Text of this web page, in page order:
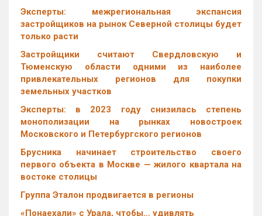
Эксперты: межрегиональная экспансия
застройщиков на рынок Северной столицы будет
только расти
Застройщики считают Свердловскую и
Тюменскую области одними из наиболее
привлекательных регионов для покупки
земельных участков
Эксперты: в 2023 году снизилась степень
монополизации на рынках новостроек
Московского и Петербургского регионов
Брусника начинает строительство своего
первого объекта в Москве — жилого квартала на
востоке столицы
Группа Эталон продвигается в регионы
«Понаехали» с Урала, чтобы… удивлять